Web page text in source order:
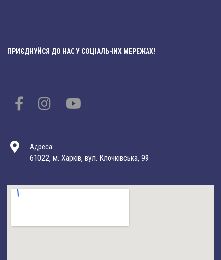
ПРИЄДНУЙСЯ ДО НАС У СОЦІАЛЬНИХ МЕРЕЖАХ!
Адреса:
61022, м. Харків, вул. Клочківська, 99